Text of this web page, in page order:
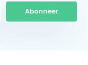
Abonneer